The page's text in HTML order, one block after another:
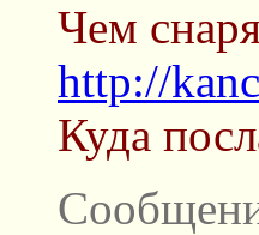
Чем
http://
Куда